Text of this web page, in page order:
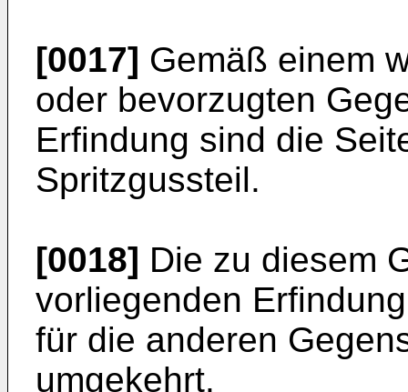
[0017] Gemäß einem
oder bevorzugten
Erfindung sind die
Spritzgussteil.
[0018] Die zu diesem
vorliegenden
für die anderen
umgekehrt.